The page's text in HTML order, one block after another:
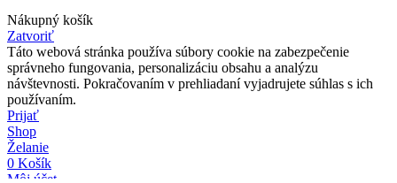
Nákupný košík
Zatvoriť
Táto webová stránka používa súbory cookie na zabezpečenie
správneho fungovania, personalizáciu obsahu a analýzu
návštevnosti. Pokračovaním v prehliadaní vyjadrujete súhlas s ich
používaním.
Prijať
Shop
Želanie
0 Košík
Môj účet